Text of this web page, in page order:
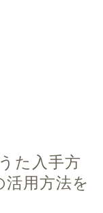
た入手方
用方法を